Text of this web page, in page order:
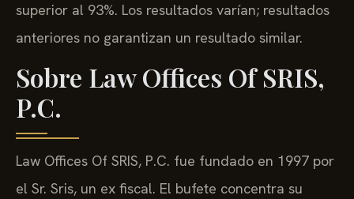
superior al 93%. Los resultados varían; resultados
anteriores no garantizan un resultado similar.
Sobre Law Offices Of SRIS,
P.C.
Law Offices Of SRIS, P.C. fue fundado en 1997 por
el Sr. Sris, un ex fiscal. El bufete concentra su